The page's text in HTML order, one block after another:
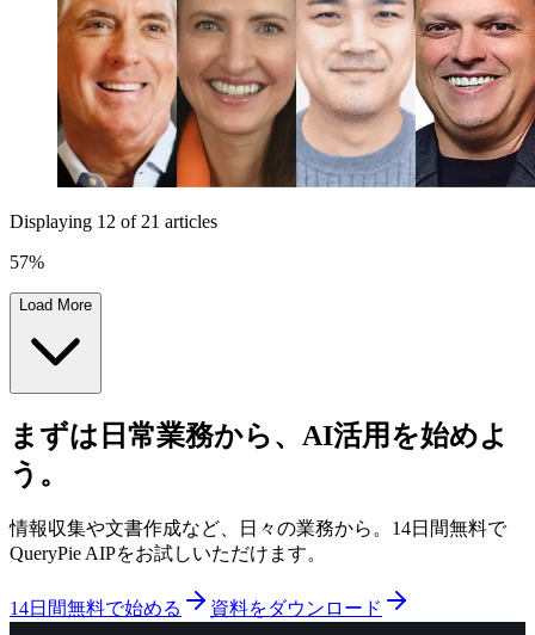
Displaying 12 of 21 articles
57%
Load More
まずは日常業務から、AI活用を始めよ
う。
情報収集や文書作成など、日々の業務から。14日間無料で
QueryPie AIPをお試しいただけます。
14日間無料で始める 資料をダウンロード